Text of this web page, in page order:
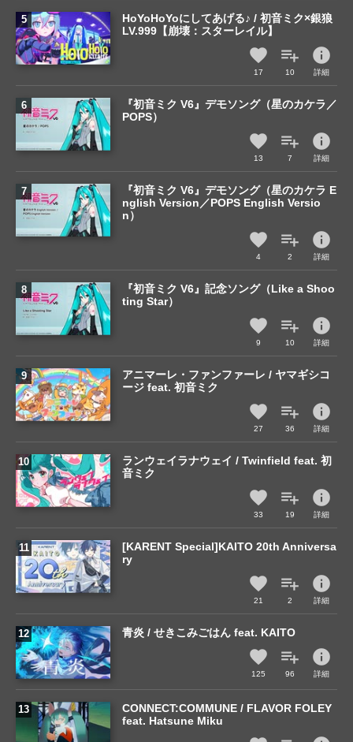
HoYoHoYoにしてあげる♪ / 初音ミク×銀狼
LV.999【崩壊：スターレイル】
17 10
info
詳細
『初音ミク V6』デモソング（星のカケラ／
POPS）
13 7
info
詳細
『初音ミク V6』デモソング（星のカケラ E
nglish Version／POPS English Versio
n）
4 2
info
詳細
『初音ミク V6』記念ソング（Like a Shoo
ting Star）
9 10
info
詳細
アニマーレ・ファンファーレ / ヤマギシコ
ージ feat. 初音ミク
27 36
info
詳細
ランウェイラナウェイ / Twinfield feat. 初
音ミク
33 19
info
詳細
[KARENT Special]KAITO 20th Anniversa
ry
21 2
info
詳細
青炎 / せきこみごはん feat. KAITO
125 96
info
詳細
CONNECT:COMMUNE / FLAVOR FOLEY
feat. Hatsune Miku